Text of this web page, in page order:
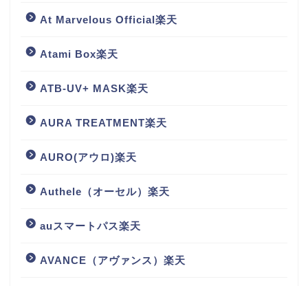
At Marvelous Official楽天
Atami Box楽天
ATB-UV+ MASK楽天
AURA TREATMENT楽天
AURO(アウロ)楽天
Authele（オーセル）楽天
auスマートパス楽天
AVANCE（アヴァンス）楽天